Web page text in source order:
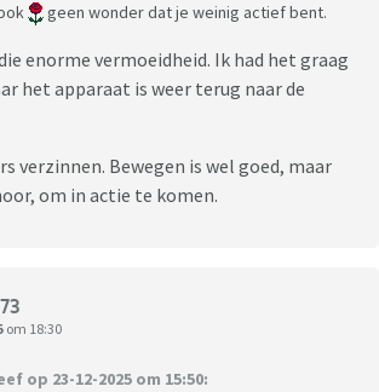
geen wonder dat je weinig actief bent.
enorme vermoeidheid. Ik had het graag
het apparaat is weer terug naar de
verzinnen. Bewegen is wel goed, maar
om in actie te komen.
om 18:30
op 23-12-2025 om 15:50: